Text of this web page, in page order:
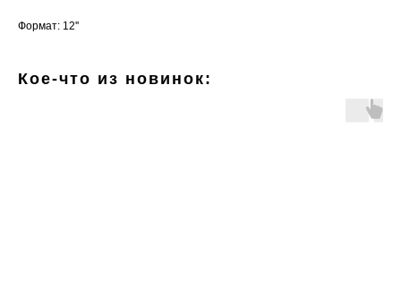
Формат: 12''
Кое-что из новинок: